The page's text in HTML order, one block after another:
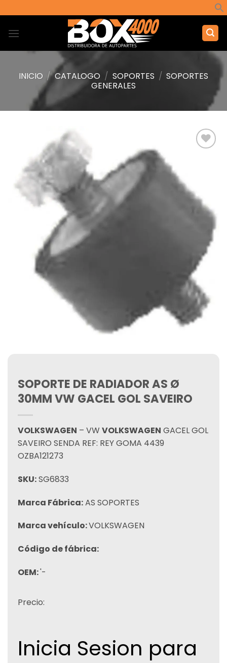
al
contenido
INICIO / CATALOGO / SOPORTES / SOPORTES
GENERALES
deseos
SOPORTE DE RADIADOR AS Ø
30MM VW GACEL GOL SAVEIRO
VOLKSWAGEN – VW VOLKSWAGEN GACEL GOL
SAVEIRO SENDA REF: REY GOMA 4439
OZBA121273
SKU:SG6833
Marca Fábrica:AS SOPORTES
Marca vehículo:VOLKSWAGEN
Código de fábrica:
OEM:'-
Precio:
Inicia Sesion para